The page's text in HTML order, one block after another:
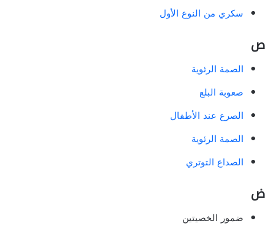
سكري من النوع الأول
ص
الصمة الرئوية
صعوبة البلع
الصرع عند الأطفال
الصمة الرئوية
الصداع التوتري
ض
ضمور الخصيتين